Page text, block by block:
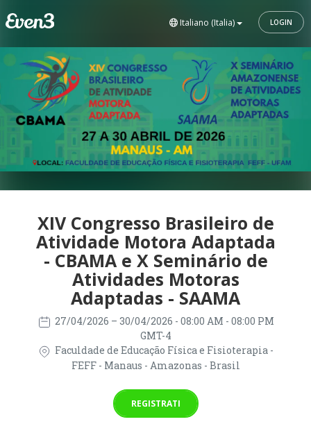
Italiano (Italia) LOGIN
XIV Congresso Brasileiro de
Atividade Motora Adaptada
- CBAMA e X Seminário de
Atividades Motoras
Adaptadas - SAAMA
27/04/2026 – 30/04/2026 - 08:00 AM - 08:00 PM
GMT-4
Faculdade de Educação Física e Fisioterapia -
FEFF - Manaus - Amazonas - Brasil
REGISTRATI